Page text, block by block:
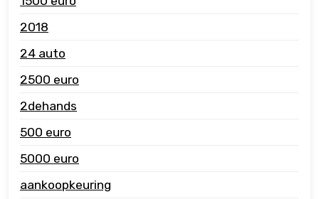
2018
24 auto
2500 euro
2dehands
500 euro
5000 euro
aankoopkeuring